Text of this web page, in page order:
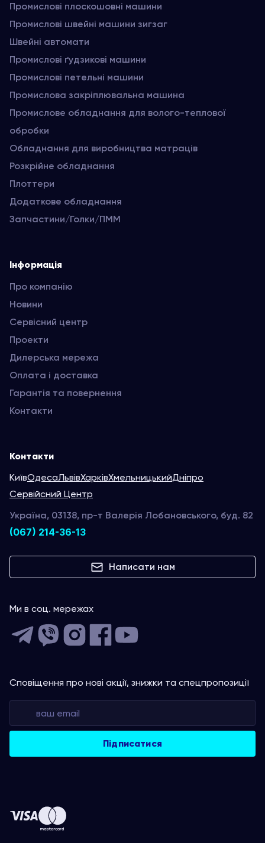
Промислові плоскошовні машини
Промислові швейні машини зигзаг
Швейні автомати
Промислові ґудзикові машини
Промислові петельні машини
Промислова закріплювальна машина
Промислове обладнання для волого-теплової
обробки
Обладнання для виробництва матраців
Розкрійне обладнання
Плоттери
Додаткове обладнання
Запчастини/Голки/ПММ
Інформація
Про компанію
Новини
Сервісний центр
Проекти
Дилерська мережа
Оплата і доставка
Гарантія та повернення
Контакти
Контакти
КиївОдесаЛьвівХарківХмельницькийДніпро
Сервійсний Центр
Україна, 03138, пр-т Валерія Лобановського, буд. 82
(067) 214-36-13
Написати нам
Ми в соц. мережах
Сповіщення про нові акції, знижки та спецпропозиції